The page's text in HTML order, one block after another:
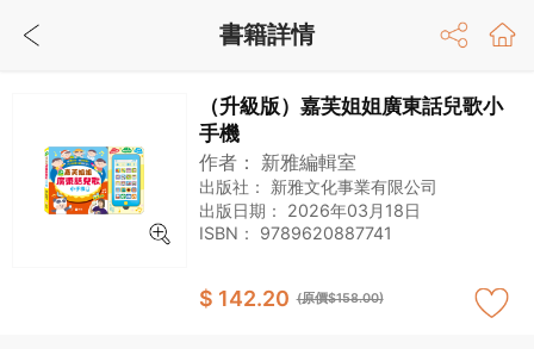
（升級版）嘉芙姐姐廣東話兒歌小
手機
作者： 新雅編輯室
出版社： 新雅文化事業有限公司
出版日期： 2026年03月18日
ISBN： 9789620887741
$ 142.20 (原價$158.00)
書籍詳情